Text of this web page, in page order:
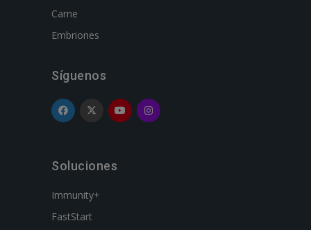
Carne
Embriones
Síguenos
Soluciones
Immunity+
FastStart